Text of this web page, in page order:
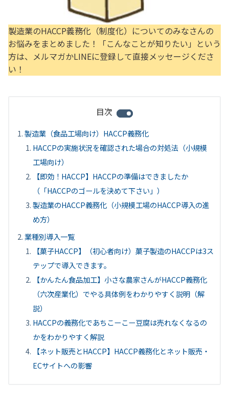
製造業のHACCP義務化（制度化）についてのみなさんの
お悩みをまとめました！「こんなことが知りたい」という
方は、メルマガかLINEに登録して直接メッセージくださ
い！
目次
製造業（食品工場向け）HACCP義務化
HACCPの実施状況を確認された場合の対処法（小規模
工場向け）
【即効！HACCP】HACCPの準備はできましたか
（「HACCPのゴールを決めて下さい」）
製造業のHACCP義務化（小規模工場のHACCP導入の進
め方）
業種別導入一覧
【菓子HACCP】（初心者向け）菓子製造のHACCPは3ス
テップで導入できます。
【かんたん食品加工】小さな農家さんがHACCP義務化
（六次産業化）でやる具体例をわかりやすく説明（解
説）
HACCPの義務化であちこーこー豆腐は売れなくなるの
かをわかりやすく解説
【ネット販売とHACCP】HACCP義務化とネット販売・
ECサイトへの影響